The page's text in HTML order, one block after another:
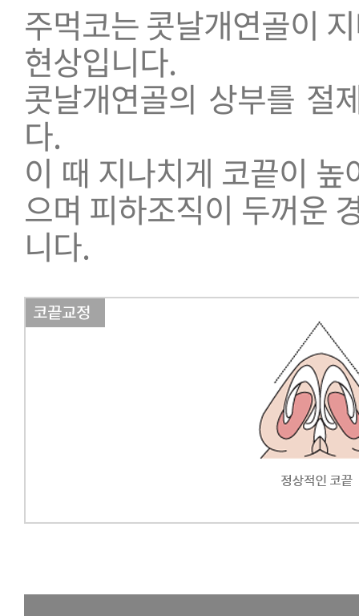
주먹코는 콧날개연골이
현상입니다.
콧날개연골의 상부를 절
다.
이 때 지나치게 코끝이
으며 피하조직이 두꺼운
니다.